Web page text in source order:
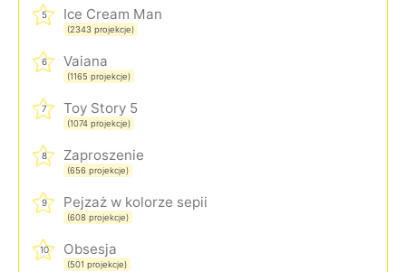
5 Ice Cream Man
(2343 projekcje)
6 Vaiana
(1165 projekcje)
7 Toy Story 5
(1074 projekcje)
8 Zaproszenie
(656 projekcje)
9 Pejzaż w kolorze sepii
(608 projekcje)
10 Obsesja
(501 projekcje)